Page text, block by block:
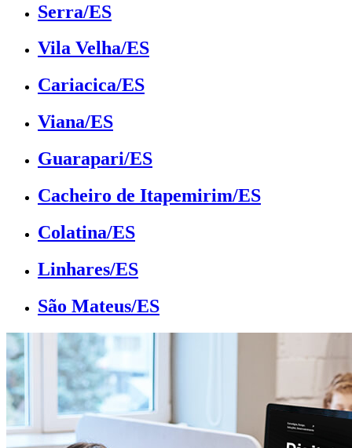
Serra/ES
Vila Velha/ES
Cariacica/ES
Viana/ES
Guarapari/ES
Cacheiro de Itapemirim/ES
Colatina/ES
Linhares/ES
São Mateus/ES